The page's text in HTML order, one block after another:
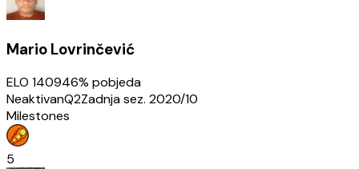
Mario Lovrinčević
ELO 140946% pobjeda
NeaktivanQ2Zadnja sez. 2020/10
Milestones
5